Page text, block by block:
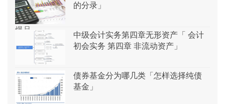
的分录」
中级会计实务第四章无形资产「 会计
初会实务 第四章 非流动资产」
债券基金分为哪几类「怎样选择纯债
基金」